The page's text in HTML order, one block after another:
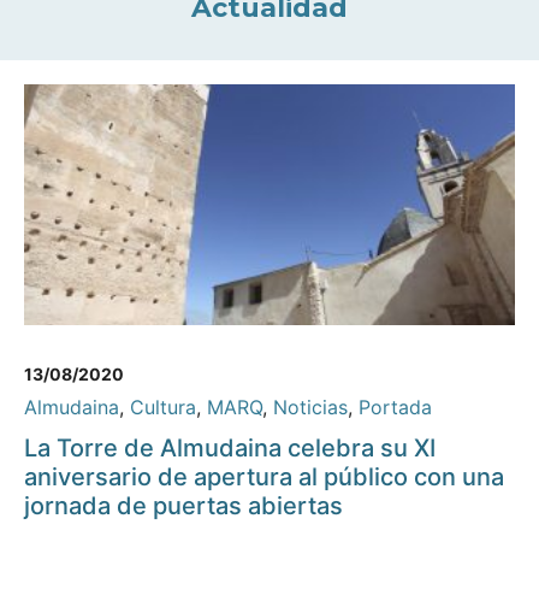
Actualidad
13/08/2020
Almudaina, Cultura, MARQ, Noticias, Portada
La Torre de Almudaina celebra su XI
aniversario de apertura al público con una
jornada de puertas abiertas